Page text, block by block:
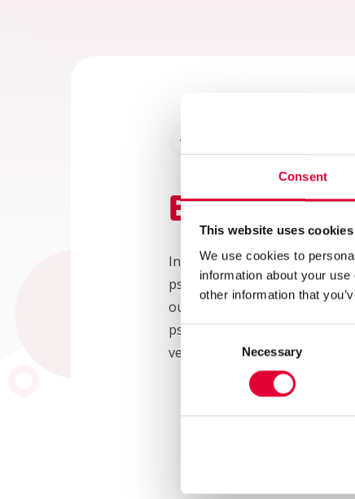
Consent
This website uses cookies
We use cookies to
information about your
other information that
Consent
Selection
Necessary
In enkele gemeenten biedt
psychiatrische
ouderen voor onbepaalde tijd
psychiatrische – en
verzorging. Uiteraard is er